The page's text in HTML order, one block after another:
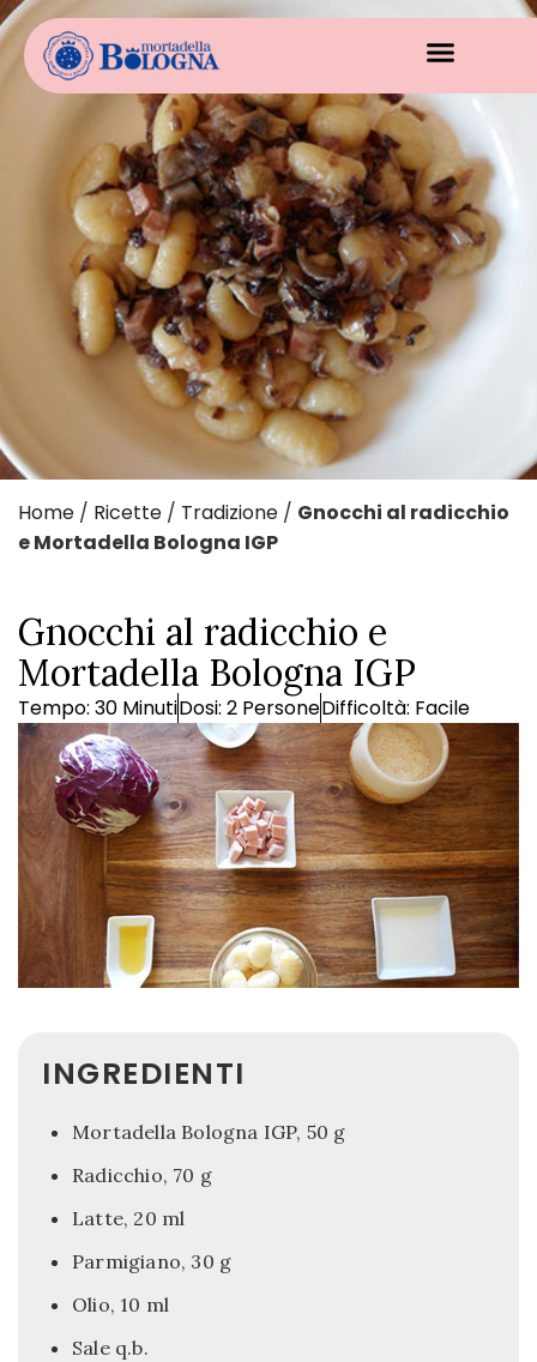
Home / Ricette / Tradizione / Gnocchi al radicchio
e Mortadella Bologna IGP
Gnocchi al radicchio e
Mortadella Bologna IGP
Tempo: 30 MinutiDosi: 2 PersoneDifficoltà: Facile
INGREDIENTI
Mortadella Bologna IGP, 50 g
Radicchio, 70 g
Latte, 20 ml
Parmigiano, 30 g
Olio, 10 ml
Sale q.b.